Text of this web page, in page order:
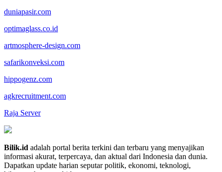
duniapasir.com
optimaglass.co.id
artmosphere-design.com
safarikonveksi.com
hippogenz.com
agkrecruitment.com
Raja Server
Bilik.id adalah portal berita terkini dan terbaru yang menyajikan
informasi akurat, terpercaya, dan aktual dari Indonesia dan dunia.
Dapatkan update harian seputar politik, ekonomi, teknologi,